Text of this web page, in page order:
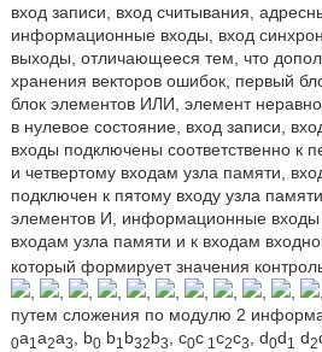
вход записи, вход считывания,
информационные входы, вход
выходы, отличающееся тем, что
хранения векторов ошибок, первый
блок элементов ИЛИ, элемент
в нулевое состояние, вход записи,
входы подключены соответственно к
и четвертому входам узла памяти,
подключен к пятому входу узла
элементов И, информационные
входам узла памяти и к входам
который формирует значения
,
, , , , , , , , , ,
путем сложения по модулю 2
0а1 а2а3 , b0b1 b32b3 , c0c1 c2c3 , d0d1 d2